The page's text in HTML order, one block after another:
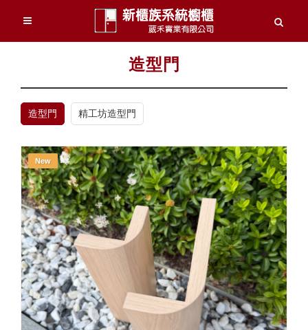
造型門
造型門 精工坊造型門
New